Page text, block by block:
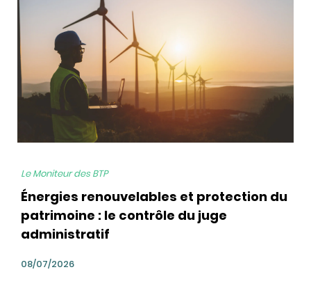
Le Moniteur des BTP
Énergies renouvelables et protection du
patrimoine : le contrôle du juge
administratif
08/07/2026